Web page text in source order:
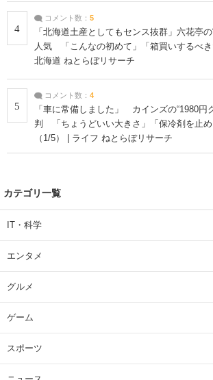
4
コメント数： 5
「北海道土産としてもセンス抜群」六花亭
人気 「こんなの初めて」「箱買いするべき
北海道 ねとらぼリサーチ
5
コメント数： 4
「車に常備しました」 カインズの“1980円
判 「ちょうどいい大きさ」「保冷剤を止め
（1/5） | ライフ ねとらぼリサーチ
カテゴリ一覧
IT・科学
エンタメ
グルメ
ゲーム
スポーツ